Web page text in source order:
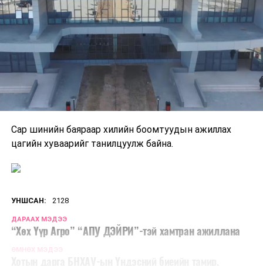
Сар шинийн баяраар хилийн боомтуудын ажиллах
цагийн хуваарийг танилцуулж байна.
УНШСАН: 2128
ДАРААХ МЭДЭЭ
“Хөх Үүр Агро” “АПУ ДЭЙРИ”-тэй хамтран ажиллана
ӨМНӨХ МЭДЭЭ